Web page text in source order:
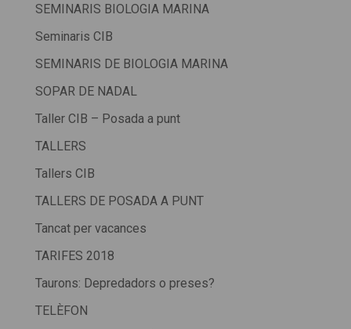
SEMINARIS BIOLOGIA MARINA
Seminaris CIB
SEMINARIS DE BIOLOGIA MARINA
SOPAR DE NADAL
Taller CIB – Posada a punt
TALLERS
Tallers CIB
TALLERS DE POSADA A PUNT
Tancat per vacances
TARIFES 2018
Taurons: Depredadors o preses?
TELÈFON